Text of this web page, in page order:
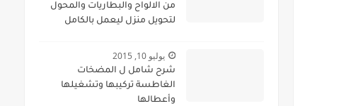
من الالواح والبطاريات والمحول
لتحويل منزل ليعمل بالكامل
يوليو 10, 2015
شرح شامل ل المضخات
الغاطسة تركيبها وتشغيلها
وأعطالها